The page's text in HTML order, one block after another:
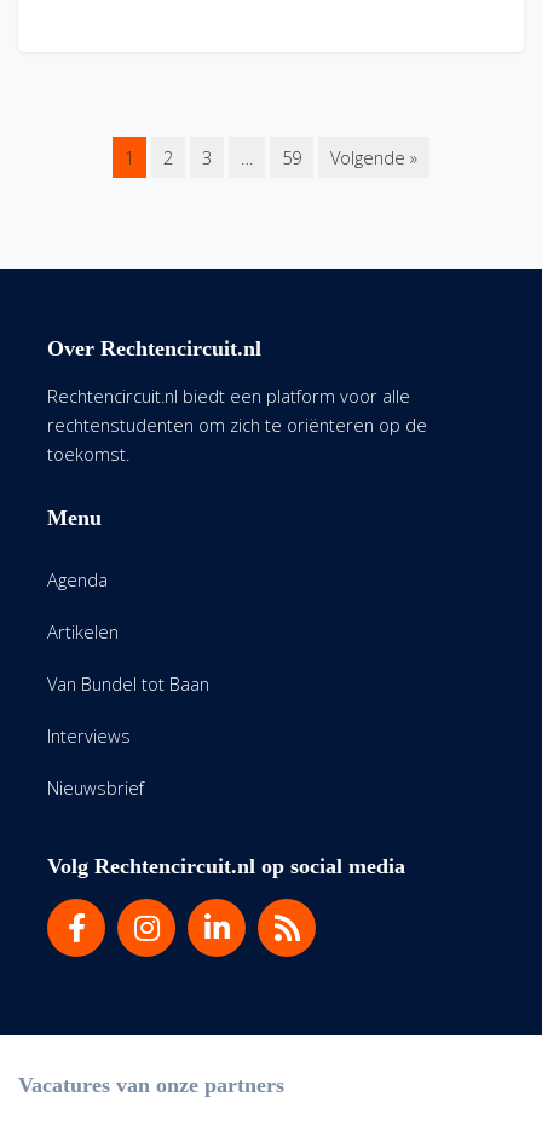
1 2 3 … 59 Volgende »
Over Rechtencircuit.nl
Rechtencircuit.nl biedt een platform voor alle
rechtenstudenten om zich te oriënteren op de
toekomst.
Menu
Agenda
Artikelen
Van Bundel tot Baan
Interviews
Nieuwsbrief
Volg Rechtencircuit.nl op social media
Vacatures van onze partners